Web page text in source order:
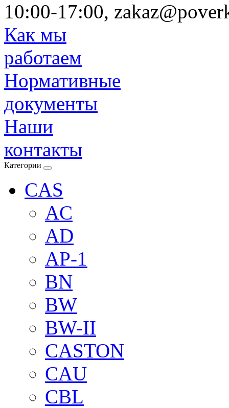
10:00-17:00,
Как мы
работаем
Нормативные
документы
Наши
контакты
Категории
CAS
AC
AD
AP-1
BN
BW
BW-II
CASTON
CAU
CBL